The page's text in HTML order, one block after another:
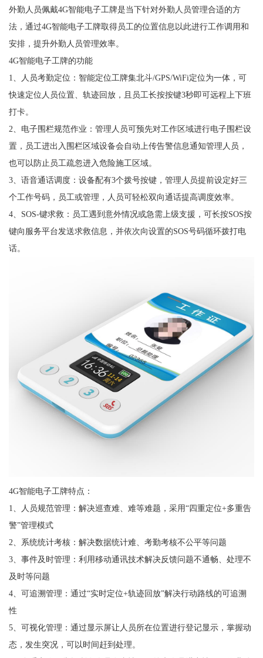
外勤人员佩戴4G智能电子工牌是当下针对外勤人员管理合适的方
法，通过4G智能电子工牌取得员工的位置信息以此进行工作调用和
安排，提升外勤人员管理效率。
4G智能电子工牌的功能
1、人员考勤定位：智能定位工牌集北斗/GPS/WiFi定位为一体，可
快速定位人员位置、轨迹回放，且员工长按按键3秒即可远程上下班
打卡。
2、电子围栏规范作业：管理人员可预先对工作区域进行电子围栏设
置，员工进出入围栏区域设备会自动上传告警信息通知管理人员，
也可以防止员工疏忽进入危险施工区域。
3、语音通话调度：设备配有3个拨号按键，管理人员提前设定好三
个工作号码，员工或管理，人员可轻松双向通话提高调度效率。
4、SOS-键求救：员工遇到意外情况或急需上级支援，可长按SOS按
键向服务平台发送求救信息，并依次向设置的SOS号码循环拨打电
话。
4G智能电子工牌特点：
1、人员规范管理：解决巡查难、难等难题，采用“四重定位+多重告
警”管理模式
2、系统统计考核：解决数据统计难、考勤考核不公平等问题
3、事件及时管理：利用移动通讯技术解决反馈问题不通畅、处理不
及时等问题
4、可追溯管理：通过“实时定位+轨迹回放”解决行动路线的可追溯
性
5、可视化管理：通过显示屏让人员所在位置进行登记显示，掌握动
态，发生突况，可以时间赶到处理。